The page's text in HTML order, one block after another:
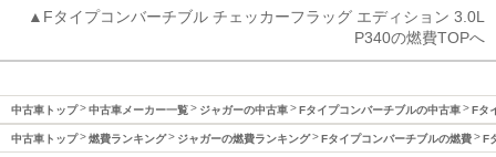
▲Fタイプコンバーチブル チェッカーフラッグ エディション 3.0L
P340の燃費TOPへ
中古車トップ 中古車メーカー一覧 ジャガーの中古車 Fタイプコンバーチブルの中古車 Fタ
中古車トップ 燃費ランキング ジャガーの燃費ランキング Fタイプコンバーチブルの燃費 F